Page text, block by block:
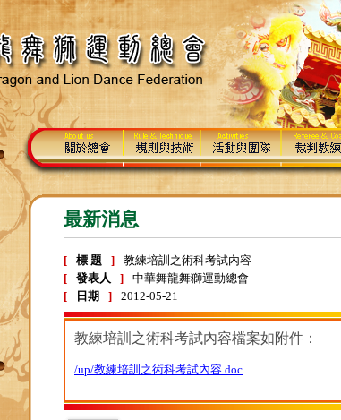
最新消息
[ 標 題 ]
教練培訓之術科考試內容
[
發表人 ]
中華舞龍舞獅運動總會
[
日期 ] 2012-05-21
教練培訓之術科考試內容檔案如附件：
/up/教練培訓之術科考試內容.doc